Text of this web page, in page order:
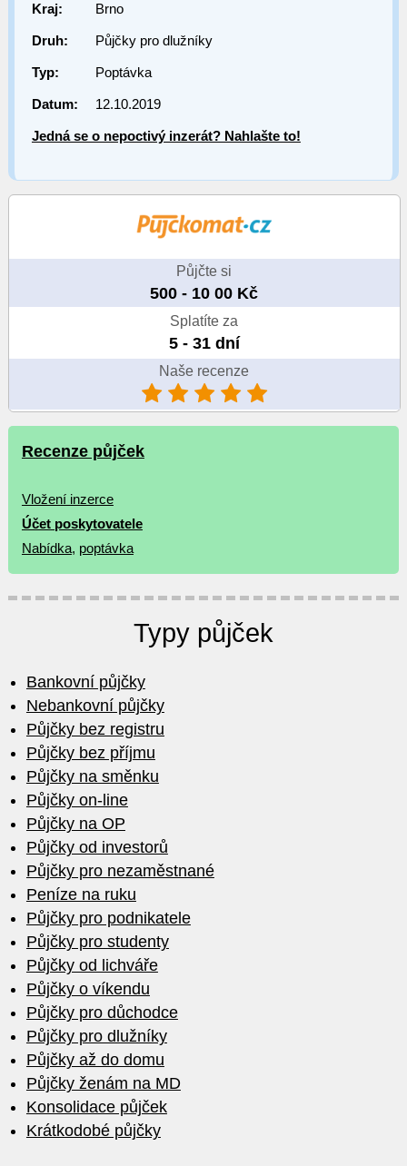
Kraj: Brno
Druh: Půjčky pro dlužníky
Typ: Poptávka
Datum: 12.10.2019
Jedná se o nepoctivý inzerát? Nahlašte to!
Půjčte si
500 - 10 00 Kč
Splatíte za
5 - 31 dní
Naše recenze
Recenze půjček
Vložení inzerce
Účet poskytovatele
Nabídka, poptávka
Typy půjček
Bankovní půjčky
Nebankovní půjčky
Půjčky bez registru
Půjčky bez příjmu
Půjčky na směnku
Půjčky on-line
Půjčky na OP
Půjčky od investorů
Půjčky pro nezaměstnané
Peníze na ruku
Půjčky pro podnikatele
Půjčky pro studenty
Půjčky od lichváře
Půjčky o víkendu
Půjčky pro důchodce
Půjčky pro dlužníky
Půjčky až do domu
Půjčky ženám na MD
Konsolidace půjček
Krátkodobé půjčky